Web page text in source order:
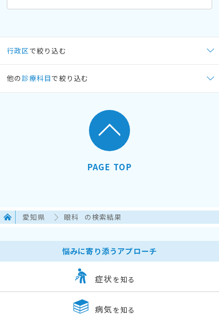
行政区で絞り込む
他の 診療科目で絞り込む
PAGE TOP
愛知県 眼科 の検索結果
悩みに寄り添うアプローチ
症状 を知る
病気 を知る